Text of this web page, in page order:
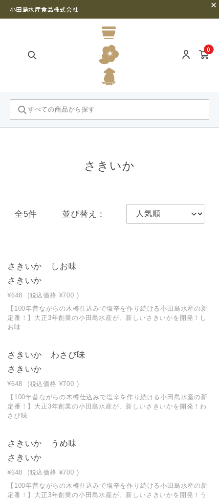
小田島水産食品株式会社
0
さきいか
全5件 並び替え：
さきいか しお味
さきいか
¥648 (税込価格 ¥700 )
【100年昔ながらの木樽仕込みで塩辛を作り続ける小田島水産の新
定番！】大正3年創業の小田島水産が、新しいさきいかを開発！し
お味
さきいか わさび味
さきいか
¥648 (税込価格 ¥700 )
【100年昔ながらの木樽仕込みで塩辛を作り続ける小田島水産の新
定番！】大正3年創業の小田島水産が、新しいさきいかを開発！わ
さび味
さきいか うめ味
さきいか
¥648 (税込価格 ¥700 )
【100年昔ながらの木樽仕込みで塩辛を作り続ける小田島水産の新
定番！】大正3年創業の小田島水産が、新しいさきいかを開発！う